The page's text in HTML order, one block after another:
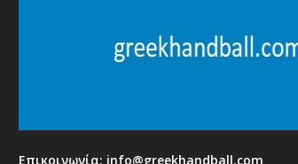
Επικοινωνία: info@greekhandball.com